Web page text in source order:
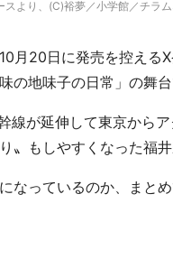
スより、(C)裕夢／小学館／チラ
月20日に発売を控える
の地味子の日常」の舞台
線が延伸して東京から
〟もしやすくなった福井
なっているのか、まとめ